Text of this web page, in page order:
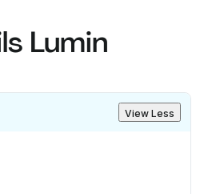
Lumin
View Less